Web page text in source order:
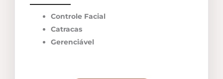
Controle Facial
Catracas
Gerenciável